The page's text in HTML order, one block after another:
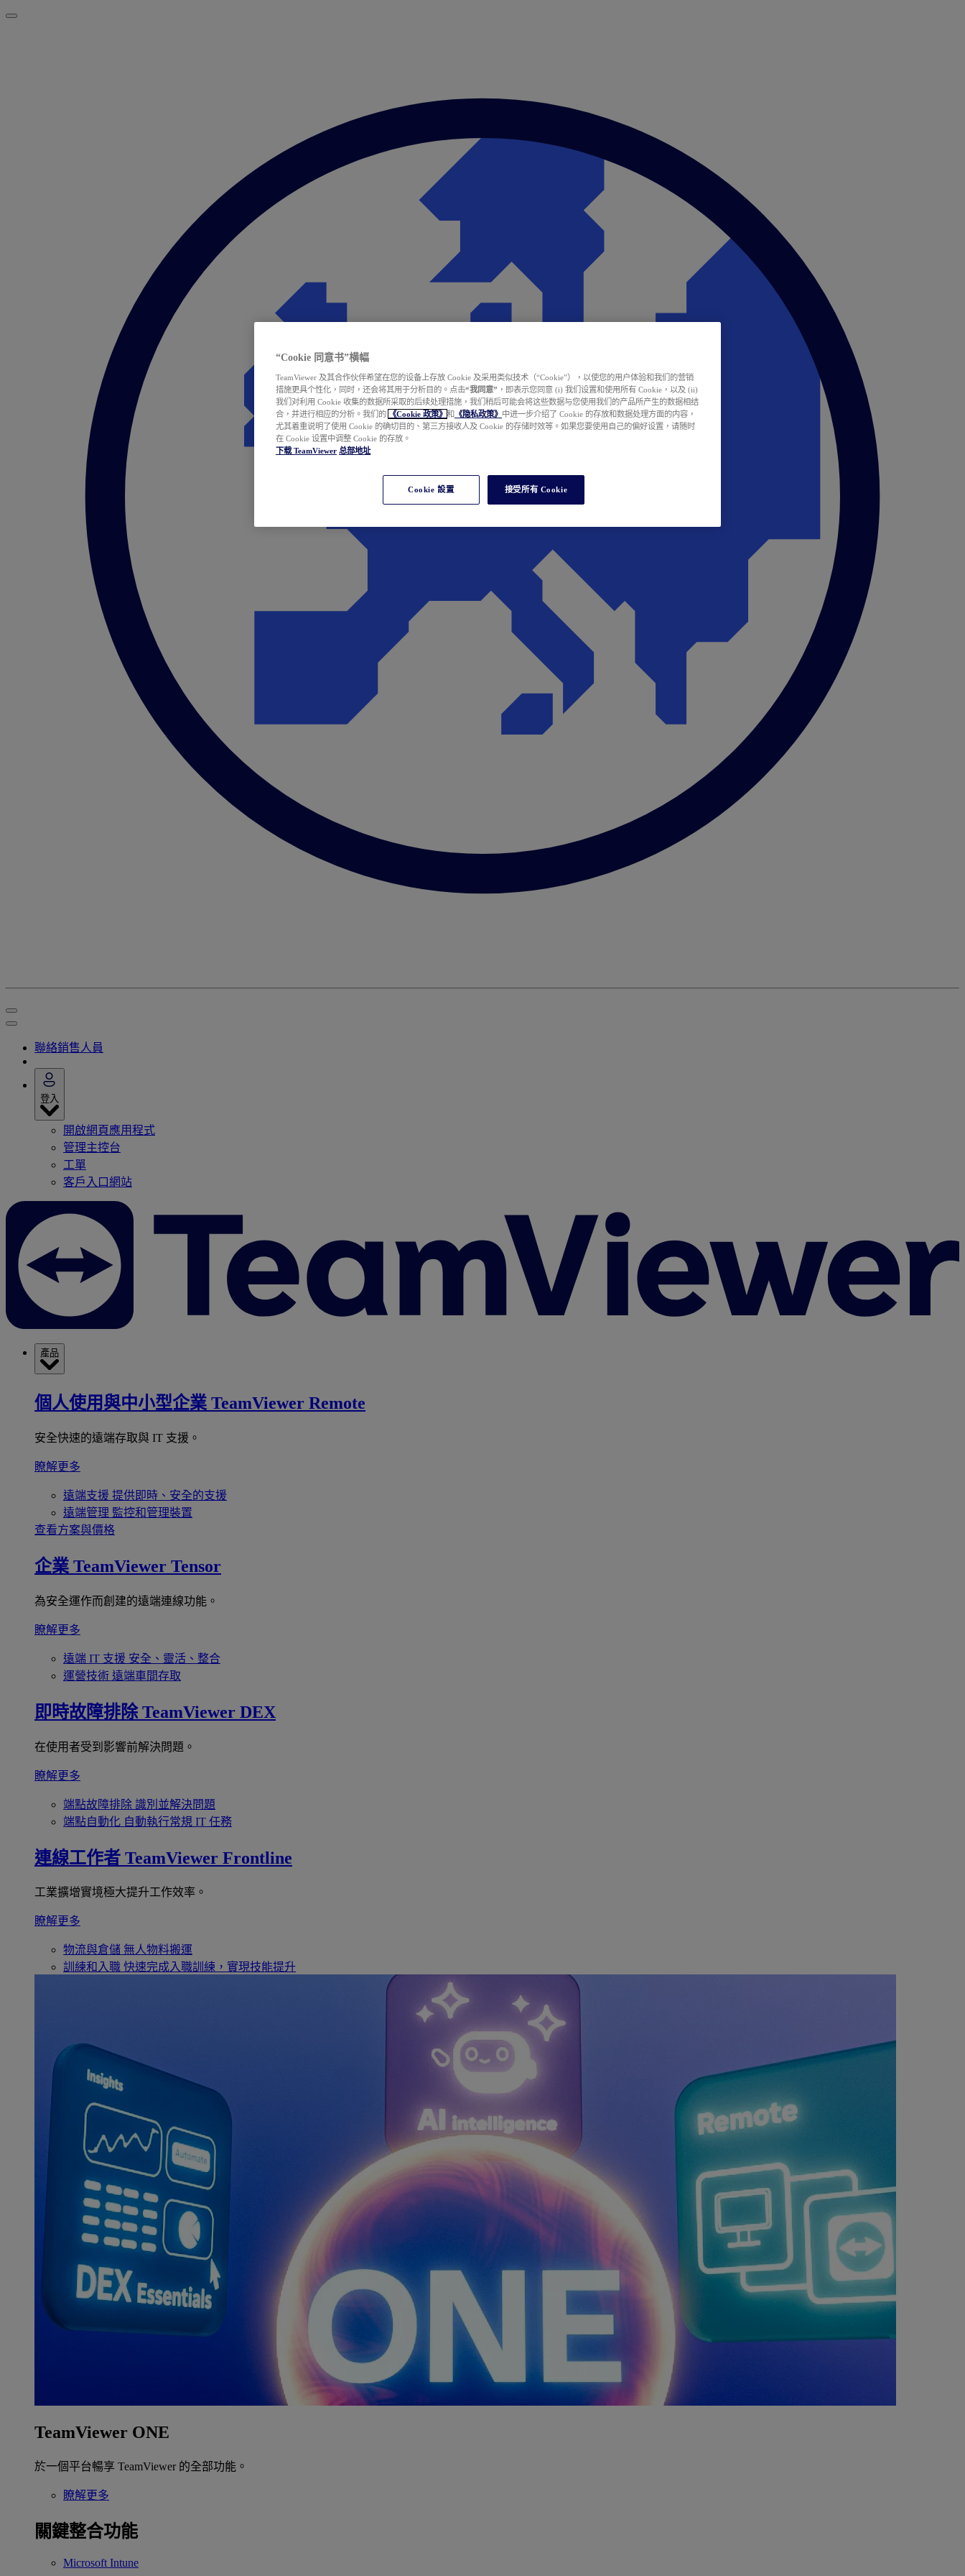
聯絡銷售人員
登入
開啟網頁應用程式
管理主控台
工單
客戶入口網站
產品
個人使用與中小型企業 TeamViewer Remote
安全快速的遠端存取與 IT 支援。
瞭解更多
遠端支援 提供即時、安全的支援
遠端管理 監控和管理裝置
查看方案與價格
企業 TeamViewer Tensor
為安全運作而創建的遠端連線功能。
瞭解更多
遠端 IT 支援 安全、靈活、整合
運營技術 遠端車間存取
即時故障排除 TeamViewer DEX
在使用者受到影響前解決問題。
瞭解更多
端點故障排除 識別並解決問題
端點自動化 自動執行常規 IT 任務
連線工作者 TeamViewer Frontline
工業擴增實境極大提升工作效率。
瞭解更多
物流與倉儲 無人物料搬運
訓練和入職 快速完成入職訓練，實現技能提升
TeamViewer ONE
於一個平台暢享 TeamViewer 的全部功能。
瞭解更多
關鍵整合功能
Microsoft Intune
“Cookie 同意书”横幅
TeamViewer 及其合作伙伴希望在您的设备上存放 Cookie 及采用类似技术（“Cookie”），以使您的用户体验和我们的营销
措施更具个性化，同时，还会将其用于分析目的。点击“我同意” ，即表示您同意 (i) 我们设置和使用所有 Cookie，以及 (ii)
我们对利用 Cookie 收集的数据所采取的后续处理措施，我们稍后可能会将这些数据与您使用我们的产品所产生的数据相结
合，并进行相应的分析。我们的
《Cookie 政策》 和 《隐私政策》 中进一步介绍了 Cookie 的存放和数据处理方面的内容，
尤其着重说明了使用 Cookie 的确切目的、第三方接收人及 Cookie 的存储时效等。如果您要使用自己的偏好设置，请随时
在 Cookie 设置中调整 Cookie 的存放。
下载 TeamViewer 总部地址
Cookie 設置 接受所有 Cookie